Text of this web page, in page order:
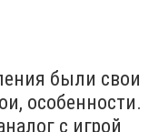
были свои
особенности.
с игрой